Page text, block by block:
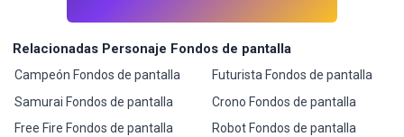
Relacionadas Personaje Fondos de pantalla
Campeón Fondos de pantalla
Samurai Fondos de pantalla
Free Fire Fondos de pantalla
Futurista Fondos de pantalla
Crono Fondos de pantalla
Robot Fondos de pantalla